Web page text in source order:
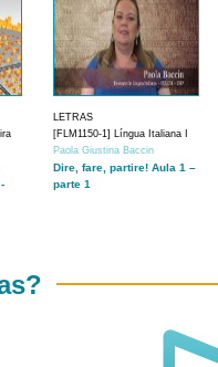
LETRAS
[FLM1150-1] Língua Italiana I
Paola Giustina Baccin
Dire, fare, partire! Aula 1 –
parte 1